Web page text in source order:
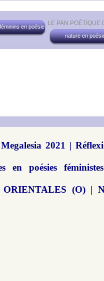
LE PAN
en poésie
nature en
2021 |
poésies
(O) |